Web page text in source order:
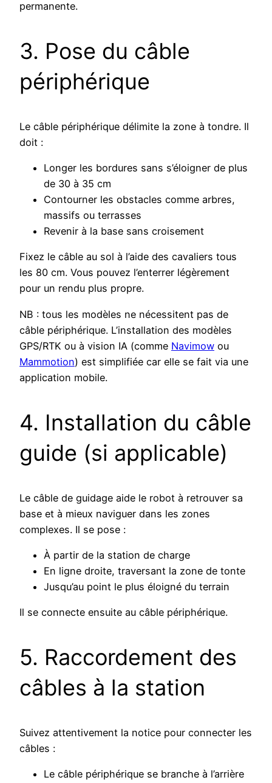
permanente.
3. Pose du câble
périphérique
Le câble périphérique délimite la zone à tondre. Il
doit :
Longer les bordures sans s’éloigner de plus
de 30 à 35 cm
Contourner les obstacles comme arbres,
massifs ou terrasses
Revenir à la base sans croisement
Fixez le câble au sol à l’aide des cavaliers tous
les 80 cm. Vous pouvez l’enterrer légèrement
pour un rendu plus propre.
NB : tous les modèles ne nécessitent pas de
câble périphérique. L’installation des modèles
GPS/RTK ou à vision IA (comme Navimow ou
Mammotion) est simplifiée car elle se fait via une
application mobile.
4. Installation du câble
guide (si applicable)
Le câble de guidage aide le robot à retrouver sa
base et à mieux naviguer dans les zones
complexes. Il se pose :
À partir de la station de charge
En ligne droite, traversant la zone de tonte
Jusqu’au point le plus éloigné du terrain
Il se connecte ensuite au câble périphérique.
5. Raccordement des
câbles à la station
Suivez attentivement la notice pour connecter les
câbles :
Le câble périphérique se branche à l’arrière